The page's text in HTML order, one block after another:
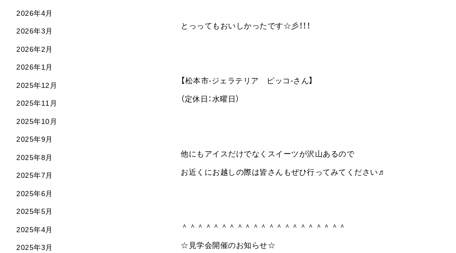
2026年4月
2026年3月
2026年2月
2026年1月
2025年12月
2025年11月
2025年10月
2025年9月
2025年8月
2025年7月
2025年6月
2025年5月
2025年4月
2025年3月
とっってもおいしかったです☆彡！！！
【松本市-ジェラテリア ピッコ-さん】
（定休日：水曜日）
他にもアイスだけでなくスイーツが沢山あるので
お近くにお越しの際は皆さんもぜひ行ってみてください♬
＾＾＾＾＾＾＾＾＾＾＾＾＾＾＾＾＾＾＾＾＾
☆見学会開催のお知らせ☆